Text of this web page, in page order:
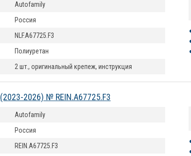
Autofamily
Россия
NLF.A67725.F3
Полиуретан
2 шт., оригинальный крепеж, инструкция
2026) № REIN.A67725.F3
Autofamily
Россия
REIN.A67725.F3